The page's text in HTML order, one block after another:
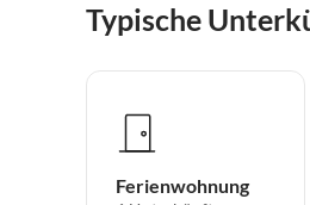
Typische
Ferienwohnung